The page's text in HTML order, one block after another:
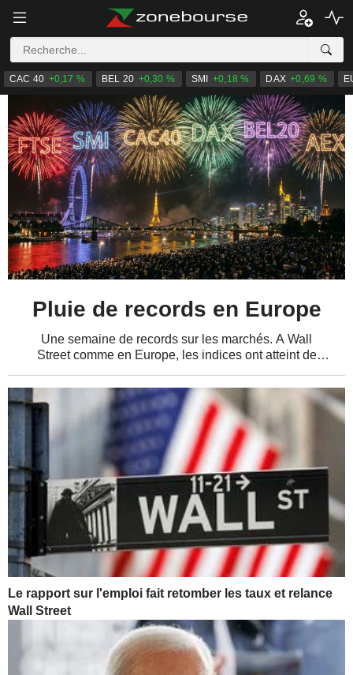
CAC 40 +0,17 % BEL 20 +0,30 % SMI +0,18 % DAX +0,69 %
Le rapport sur l'emploi fait retomber les taux et relance
Wall Street
Pluie de records en Europe
Une semaine de records sur les marchés. A Wall
Street comme en Europe, les indices ont atteint de
d'entreprises et une relative détente de la...